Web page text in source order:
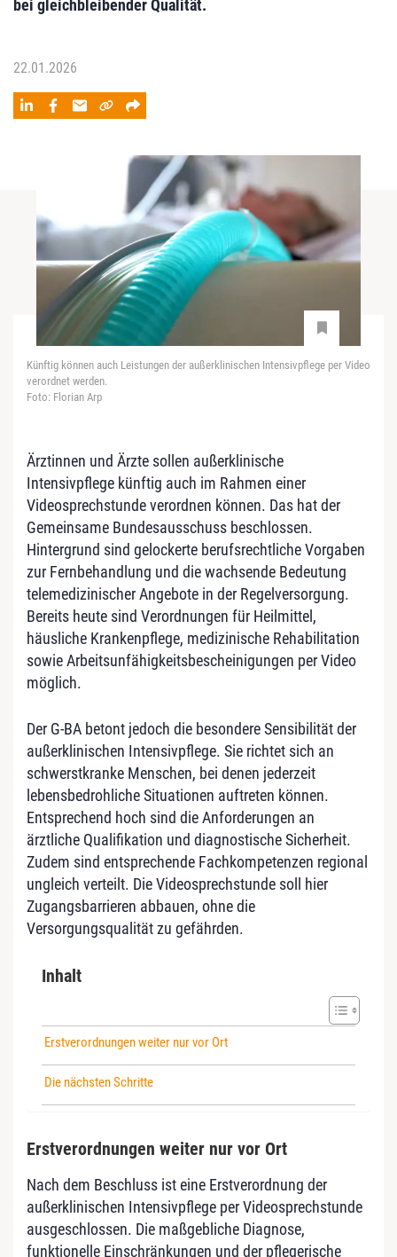
bei gleichbleibender Qualität.
22.01.2026
Künftig können auch Leistungen der außerklinischen Intensivpflege per Video
verordnet werden.
Foto: Florian Arp
Ärztinnen und Ärzte sollen außerklinische
Intensivpflege künftig auch im Rahmen einer
Videosprechstunde verordnen können. Das hat der
Gemeinsame Bundesausschuss beschlossen.
Hintergrund sind gelockerte berufsrechtliche Vorgaben
zur Fernbehandlung und die wachsende Bedeutung
telemedizinischer Angebote in der Regelversorgung.
Bereits heute sind Verordnungen für Heilmittel,
häusliche Krankenpflege, medizinische Rehabilitation
sowie Arbeitsunfähigkeitsbescheinigungen per Video
möglich.
Der G-BA betont jedoch die besondere Sensibilität der
außerklinischen Intensivpflege. Sie richtet sich an
schwerstkranke Menschen, bei denen jederzeit
lebensbedrohliche Situationen auftreten können.
Entsprechend hoch sind die Anforderungen an
ärztliche Qualifikation und diagnostische Sicherheit.
Zudem sind entsprechende Fachkompetenzen regional
ungleich verteilt. Die Videosprechstunde soll hier
Zugangsbarrieren abbauen, ohne die
Versorgungsqualität zu gefährden.
Inhalt
Erstverordnungen weiter nur vor Ort
Die nächsten Schritte
Erstverordnungen weiter nur vor Ort
Nach dem Beschluss ist eine Erstverordnung der
außerklinischen Intensivpflege per Videosprechstunde
ausgeschlossen. Die maßgebliche Diagnose,
funktionelle Einschränkungen und der pflegerische